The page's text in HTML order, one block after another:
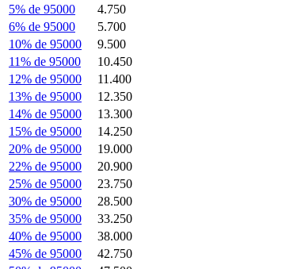
5% de 95000
4.750
6% de 95000
5.700
10% de 95000
9.500
11% de 95000
10.450
12% de 95000
11.400
13% de 95000
12.350
14% de 95000
13.300
15% de 95000
14.250
20% de 95000
19.000
22% de 95000
20.900
25% de 95000
23.750
30% de 95000
28.500
35% de 95000
33.250
40% de 95000
38.000
45% de 95000
42.750